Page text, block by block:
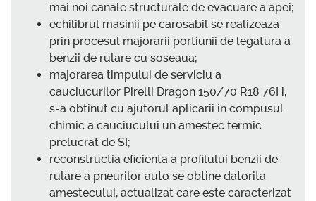
mai noi canale structurale de evacuare a apei;
echilibrul masinii pe carosabil se realizeaza
prin procesul majorarii portiunii de legatura a
benzii de rulare cu soseaua;
majorarea timpului de serviciu a
cauciucurilor Pirelli Dragon 150/70 R18 76H,
s-a obtinut cu ajutorul aplicarii in compusul
chimic a cauciucului un amestec termic
prelucrat de SI;
reconstructia eficienta a profilului benzii de
rulare a pneurilor auto se obtine datorita
amestecului, actualizat care este caracterizat